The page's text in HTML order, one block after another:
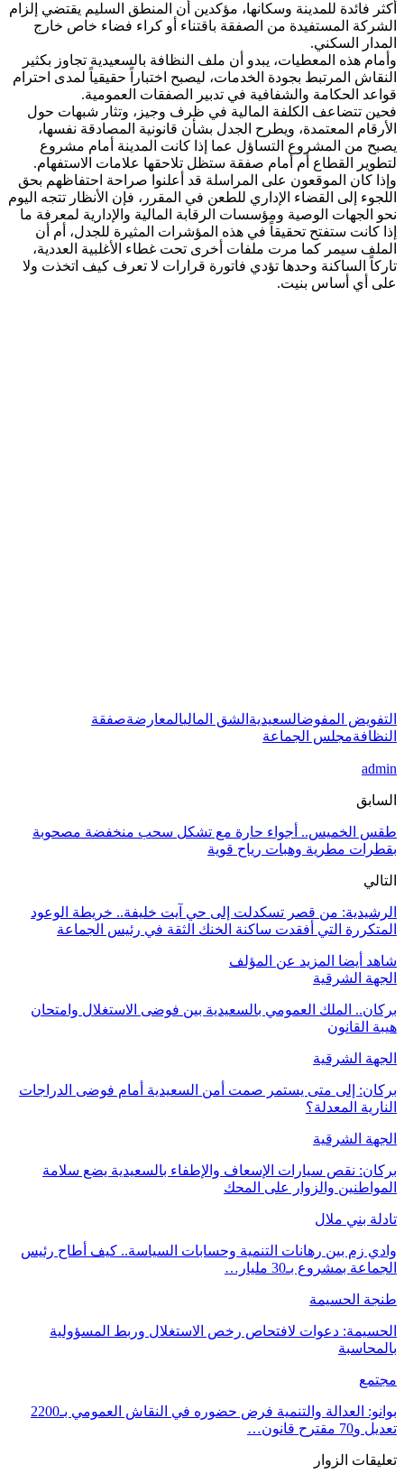
أكثر فائدة للمدينة وسكانها، مؤكدين أن المنطق السليم يقتضي إلزام
الشركة المستفيدة من الصفقة باقتناء أو كراء فضاء خاص خارج
المدار السكني.
وأمام هذه المعطيات، يبدو أن ملف النظافة بالسعيدية تجاوز بكثير
النقاش المرتبط بجودة الخدمات، ليصبح اختباراً حقيقياً لمدى احترام
قواعد الحكامة والشفافية في تدبير الصفقات العمومية.
فحين تتضاعف الكلفة المالية في ظرف وجيز، وتثار شبهات حول
الأرقام المعتمدة، ويطرح الجدل بشأن قانونية المصادقة نفسها،
يصبح من المشروع التساؤل عما إذا كانت المدينة أمام مشروع
لتطوير القطاع أم أمام صفقة ستظل تلاحقها علامات الاستفهام.
وإذا كان الموقعون على المراسلة قد أعلنوا صراحة احتفاظهم بحق
اللجوء إلى القضاء الإداري للطعن في المقرر، فإن الأنظار تتجه اليوم
نحو الجهات الوصية ومؤسسات الرقابة المالية والإدارية لمعرفة ما
إذا كانت ستفتح تحقيقاً في هذه المؤشرات المثيرة للجدل، أم أن
الملف سيمر كما مرت ملفات أخرى تحت غطاء الأغلبية العددية،
تاركاً الساكنة وحدها تؤدي فاتورة قرارات لا تعرف كيف اتخذت ولا
على أي أساس بنيت.
التفويض المفوضالسعيدية الشق الماليالمعارضةصفقة
النظافةمجلس الجماعة
admin
السابق
طقس الخميس.. أجواء حارة مع تشكل سحب منخفضة مصحوبة
بقطرات مطرية وهبات رياح قوية
التالي
الرشيدية: من قصر تسكدلت إلى حي آيت خليفة.. خريطة الوعود
المتكررة التي أفقدت ساكنة الخنك الثقة في رئيس الجماعة
شاهد أيضا المزيد عن المؤلف
الجهة الشرقية
بركان.. الملك العمومي بالسعيدية بين فوضى الاستغلال وامتحان
هيبة القانون
الجهة الشرقية
بركان: إلى متى يستمر صمت أمن السعيدية أمام فوضى الدراجات
النارية المعدلة؟
الجهة الشرقية
بركان: نقص سيارات الإسعاف والإطفاء بالسعيدية يضع سلامة
المواطنين والزوار على المحك
تادلة بني ملال
وادي زم بين رهانات التنمية وحسابات السياسة.. كيف أطاح رئيس
الجماعة بمشروع بـ30 مليار…
طنجة الحسيمة
الحسيمة: دعوات لافتحاص رخص الاستغلال وربط المسؤولية
بالمحاسبة
مجتمع
بوانو: العدالة والتنمية فرض حضوره في النقاش العمومي بـ2200
تعديل و70 مقترح قانون…
تعليقات الزوار